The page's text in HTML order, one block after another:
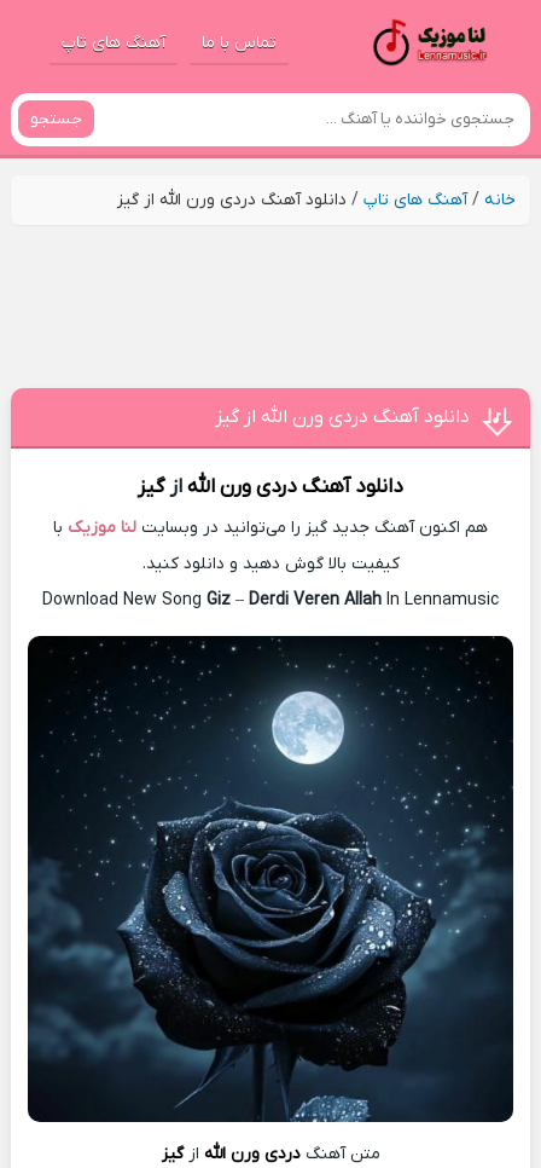
تماس با ما آهنگ های تاپ
جستجو
خانه/آهنگ های تاپ/ دانلود آهنگ دردی ورن الله از گیز
دانلود آهنگ دردی ورن الله از گیز
دانلود آهنگدردی ورن اللهازگیز
هم اکنون آهنگ جدید گیز را می‌توانید در وبسایت لنا موزیک با
کیفیت بالا گوش دهید و دانلود کنید.
Download New Song Giz – Derdi Veren Allah In Lennamusic
متن آهنگدردی ورن الله ازگیز